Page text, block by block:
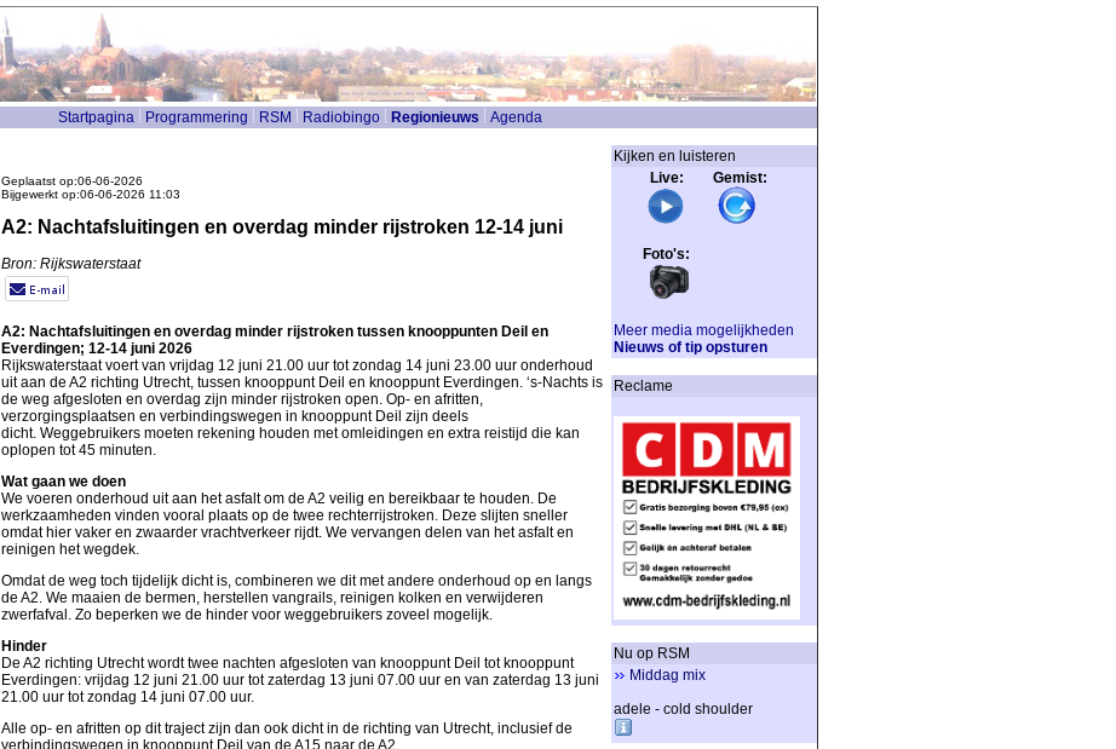
Startpagina Programmering RSM Radiobingo Regionieuws Agenda
Geplaatst op:06-06-2026
Bijgewerkt op:06-06-2026 11:03
A2: Nachtafsluitingen en overdag minder rijstroken 12-14 juni
Bron: Rijkswaterstaat
A2: Nachtafsluitingen en overdag minder rijstroken tussen knooppunten Deil en
Everdingen; 12-14 juni 2026
Rijkswaterstaat voert van vrijdag 12 juni 21.00 uur tot zondag 14 juni 23.00 uur onderhoud
uit aan de A2 richting Utrecht, tussen knooppunt Deil en knooppunt Everdingen. ‘s-Nachts is
de weg afgesloten en overdag zijn minder rijstroken open. Op- en afritten,
verzorgingsplaatsen en verbindingswegen in knooppunt Deil zijn deels
dicht. Weggebruikers moeten rekening houden met omleidingen en extra reistijd die kan
oplopen tot 45 minuten.
Wat gaan we doen
We voeren onderhoud uit aan het asfalt om de A2 veilig en bereikbaar te houden. De
werkzaamheden vinden vooral plaats op de twee rechterrijstroken. Deze slijten sneller
omdat hier vaker en zwaarder vrachtverkeer rijdt. We vervangen delen van het asfalt en
reinigen het wegdek.
Omdat de weg toch tijdelijk dicht is, combineren we dit met andere onderhoud op en langs
de A2. We maaien de bermen, herstellen vangrails, reinigen kolken en verwijderen
zwerfafval. Zo beperken we de hinder voor weggebruikers zoveel mogelijk.
Hinder
De A2 richting Utrecht wordt twee nachten afgesloten van knooppunt Deil tot knooppunt
Everdingen: vrijdag 12 juni 21.00 uur tot zaterdag 13 juni 07.00 uur en van zaterdag 13 juni
21.00 uur tot zondag 14 juni 07.00 uur.
Alle op- en afritten op dit traject zijn dan ook dicht in de richting van Utrecht, inclusief de
verbindingswegen in knooppunt Deil van de A15 naar de A2.
Kijken en luisteren
Live: Gemist:
Foto's:
Meer media mogelijkheden
Nieuws of tip opsturen
Reclame
Nu op RSM
Middag mix
adele - cold shoulder